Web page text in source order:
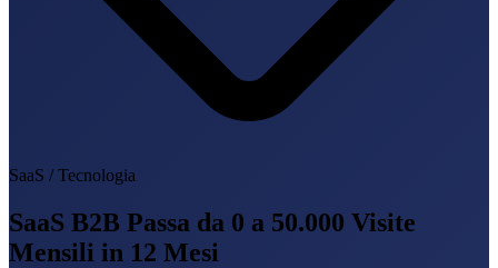
SaaS / Tecnologia
SaaS B2B Passa da 0 a 50.000 Visite
Mensili in 12 Mesi